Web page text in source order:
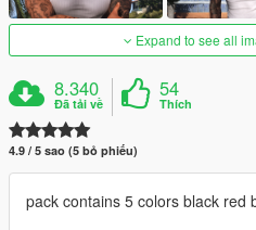
Expand to see all
8.340
Đã tải về
54
Thích
4.9 / 5 sao (5 bỏ phiếu)
pack contains 5 colors black red